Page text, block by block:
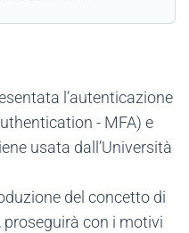
l’autenticazione
- MFA) e
usata dall’Università
del concetto di
con i motivi